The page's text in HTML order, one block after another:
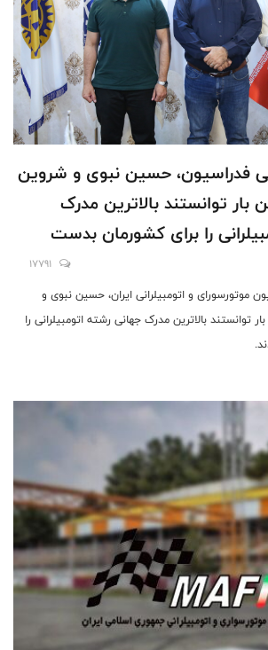
فدراسیون، حسین نبوی و شروین
بار توانستند بالاترین مدرک
را برای کشورمان بدست
17791
موتورسورای و اتومبیلرانی ایران، حسین نبوی و
توانستند بالاترین مدرک جهانی رشته اتومبیلرانی را